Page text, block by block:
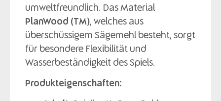
umweltfreundlich. Das Material
PlanWood (TM), welches aus
überschüssigem Sägemehl besteht, sorgt
für besondere Flexibilität und
Wasserbeständigkeit des Spiels.
Produkteigenschaften: